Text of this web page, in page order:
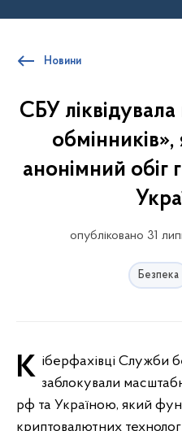
Новини
СБУ
обмінників»,
анонімний обіг
опубліковано 31
Безпека
Кіберфахівці Служби безпеки спільно з БЕБ заблокували
рф та Україною, який
криптовалютних